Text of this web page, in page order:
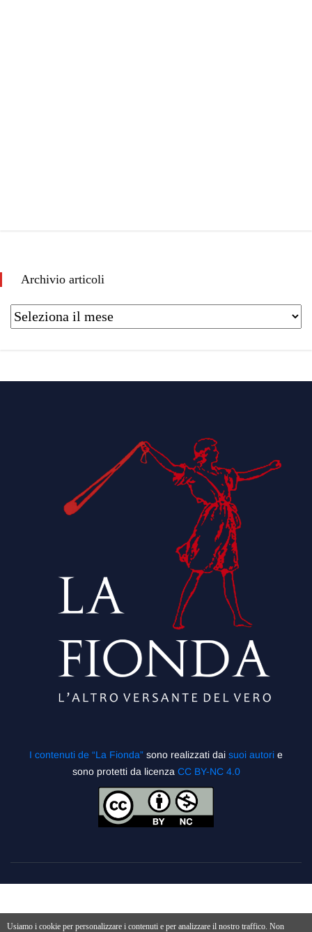
Archivio articoli
I contenuti de “La Fionda” sono realizzati dai suoi autori e
sono protetti da licenza CC BY-NC 4.0
Usiamo i cookie per personalizzare i contenuti e per analizzare il nostro traffico. Non